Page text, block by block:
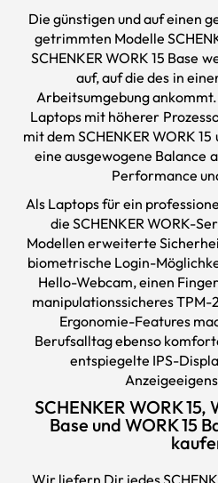
Die günstigen und auf einen
getrimmten Modelle
SCHENKER WORK 15 Base
auf, auf die des in
Arbeitsumgebung
Laptops mit höherer
mit dem SCHENKER WORK 15
eine ausgewogene Balance
Performance
Als Laptops für ein
die SCHENKER WORK-
Modellen erweiterte
biometrische Login-
Hello-Webcam, einen
manipulationssicheres
Ergonomie-Features
Berufsalltag ebenso
entspiegelte IPS-
SCHENKER WORK 15,
Base und WORK 15
Wir liefern Dir jedes